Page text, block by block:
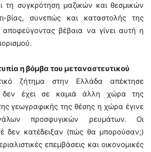
τη συγκρότηση μαζικών και θεσμικών
βίας, συνεπώς και καταστολής της
αποφεύγοντας βέβαια να γίνει αυτή η
η βόμβα του μεταναστευτικού
ζήτημα στην Ελλάδα απέκτησε
δεν έχει σε καμιά άλλη χώρα της
γεωγραφικής της θέσης η χώρα έγινε
προσφυγικών ρευμάτων. Οι
δεν κατέδειξαν (πώς θα μπορούσαν;)
επεμβάσεις και οικονομικές